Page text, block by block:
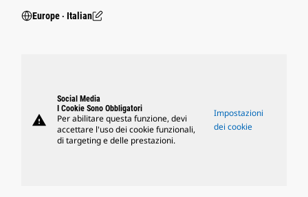
Europe ‧ Italian
warning
Social Media
I Cookie Sono Obbligatori
Per abilitare questa funzione, devi
accettare l'uso dei cookie funzionali,
di targeting e delle prestazioni.
Impostazioni
dei cookie